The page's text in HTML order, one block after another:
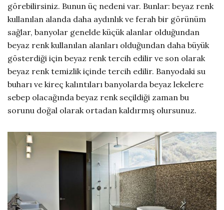
görebilirsiniz. Bunun üç nedeni var. Bunlar: beyaz renk
kullanılan alanda daha aydınlık ve ferah bir görünüm
sağlar, banyolar genelde küçük alanlar olduğundan
beyaz renk kullanılan alanları olduğundan daha büyük
gösterdiği için beyaz renk tercih edilir ve son olarak
beyaz renk temizlik içinde tercih edilir. Banyodaki su
buharı ve kireç kalıntıları banyolarda beyaz lekelere
sebep olacağında beyaz renk seçildiği zaman bu
sorunu doğal olarak ortadan kaldırmış olursunuz.